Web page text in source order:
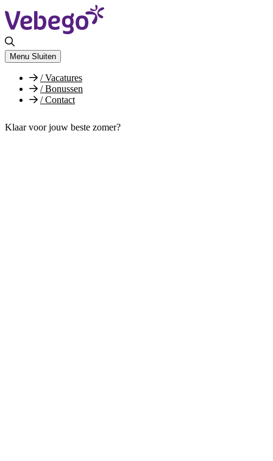
Menu Sluiten
/Vacatures
/Bonussen
/Contact
Klaar voor jouw beste zomer?